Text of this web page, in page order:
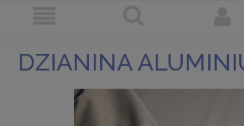
DZIANINA